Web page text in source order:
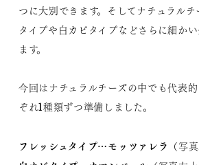
つに大別できます。そしてナチュラル
タイプや白カビタイプなどさらに細か
ます。
今回はナチュラルチーズの中でも代表
ぞれ1種類ずつ準備しました。
フレッシュタイプ…モッツァレラ （写